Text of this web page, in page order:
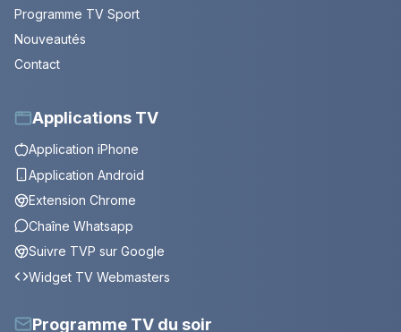
Programme TV Sport
Nouveautés
Contact
Applications TV
Application iPhone
Application Android
Extension Chrome
Chaîne Whatsapp
Suivre TVP sur Google
Widget TV Webmasters
Programme TV du soir